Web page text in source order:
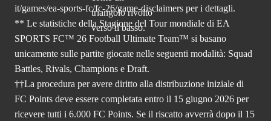
it/games/ea-sports-fc/fc-26/game-disclaimers per i dettagli.
** Le statistiche della Stagione del Tour mondiale di EA
SPORTS FC™ 26 Football Ultimate Team™ si basano
unicamente sulle partite giocate nelle seguenti modalità: Squad
Battles, Rivals, Champions e Draft.
††La procedura per avere diritto alla distribuzione iniziale di
FC Points deve essere completata entro il 15 giugno 2026 per
ricevere tutti i 6.000 FC Points. Se il riscatto avverrà dopo il 15